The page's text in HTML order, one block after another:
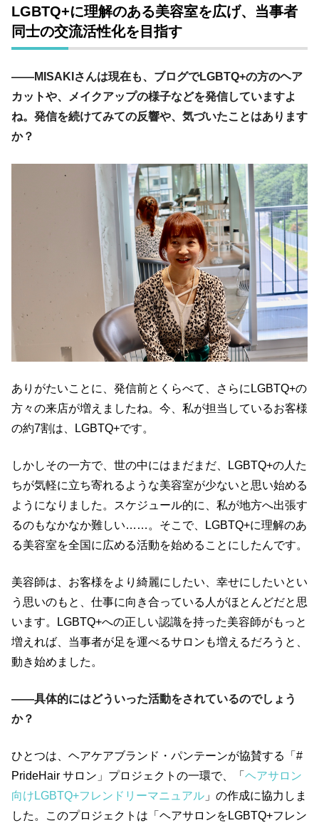
LGBTQ+に理解のある美容室を広げ、当事者
同士の交流活性化を目指す
――MISAKIさんは現在も、ブログでLGBTQ+の方のヘア
カットや、メイクアップの様子などを発信していますよ
ね。発信を続けてみての反響や、気づいたことはあります
か？
ありがたいことに、発信前とくらべて、さらにLGBTQ+の
方々の来店が増えましたね。今、私が担当しているお客様
の約7割は、LGBTQ+です。
しかしその一方で、世の中にはまだまだ、LGBTQ+の人た
ちが気軽に立ち寄れるような美容室が少ないと思い始める
ようになりました。スケジュール的に、私が地方へ出張す
るのもなかなか難しい……。そこで、LGBTQ+に理解のあ
る美容室を全国に広める活動を始めることにしたんです。
美容師は、お客様をより綺麗にしたい、幸せにしたいとい
う思いのもと、仕事に向き合っている人がほとんどだと思
います。LGBTQ+への正しい認識を持った美容師がもっと
増えれば、当事者が足を運べるサロンも増えるだろうと、
動き始めました。
――具体的にはどういった活動をされているのでしょう
か？
ひとつは、ヘアケアブランド・パンテーンが協賛する「#
PrideHair サロン」プロジェクトの一環で、「 ヘアサロン
向けLGBTQ+フレンドリーマニュアル 」の作成に協力しま
した。このプロジェクトは「ヘアサロンをLGBTQ+フレン